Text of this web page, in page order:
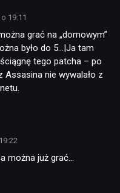
19:11
grać na „domowym”
było do 5…|Ja tam
tego patcha – po
nie wywalało z
można już grać…